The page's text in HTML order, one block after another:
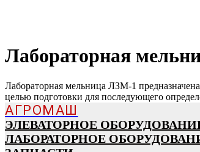
Лабораторная
Лабораторная мельница ЛЗМ-1
целью подготовки для последующего
АГРОМАШ
ЭЛЕВАТОРНОЕ
ЛАБОРАТОРНОЕ